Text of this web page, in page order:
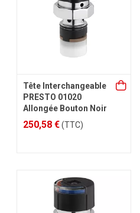
Tête Interchangeable
PRESTO 01020
Allongée Bouton Noir
250,58 €(TTC)